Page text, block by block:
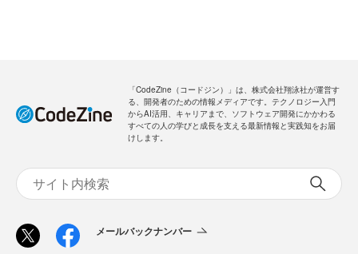
「CodeZine（コードジン）」は、株式会社翔泳社が運営す
る、開発者のための情報メディアです。テクノロジー入門
からAI活用、キャリアまで、ソフトウェア開発にかかわる
すべての人の学びと成長を支える最新情報と実践知をお届
けします。
メールバックナンバー